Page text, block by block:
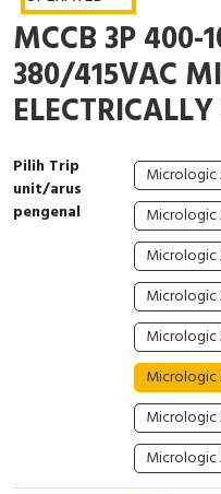
Interactive Flat Panel
Extension Power
Vacuum
EcoStruxure Terminal
Pendant / Crane
Panel Kendali
Selector Iluminasi
Flash Buzzers
Potensiometer
Joystick Controller
Exlhoist / Wireless
Terminal Block
Engsel / Hinge
Industrial Plug &
Busbar
Junction Box
Motion Sensors
Accessories Elektrikal
Inverter
FRENIC
Electric Motor
Accessories
Digistart
Testers
Compact Data Loggers
Field Measuring
MCCB 3P 400-
380/415VAC
Pilih Trip
unit/arus
pengenal
Micrologic
Micrologic
Micrologic
Micrologic
Micrologic
Micrologic
Micrologic
Micrologic